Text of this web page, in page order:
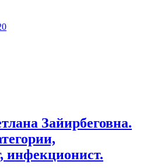
Зайирбеговна.
инфекционист.